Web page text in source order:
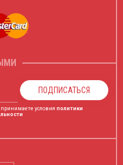
ПОДПИСАТЬСЯ
условия политики